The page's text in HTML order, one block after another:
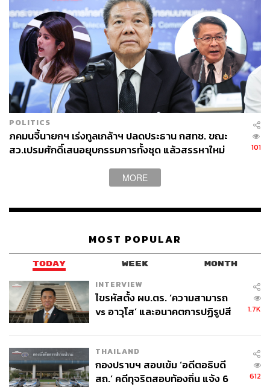
POLITICS
ภคมนจี้นายกฯ เร่งทูลเกล้าฯ ปลดประธาน กสทช. ขณะ
สว.เปรมศักดิ์เสนอยุบกรรมการทั้งชุด แล้วสรรหาใหม่
101
MORE
MOST POPULAR
TODAY WEEK MONTH
INTERVIEW
ไขรหัสตั้ง ผบ.ตร. ‘ความสามารถ
vs อาวุโส’ และอนาคตการปฏิรูปสี
1.7K
THAILAND
กองปราบฯ สอบเข้ม ‘อดีตอธิบดี
สถ.’ คดีทุจริตสอบท้องถิ่น แจ้ง 6
612